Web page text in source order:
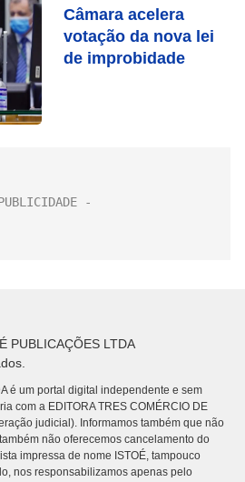
Câmara acelera
votação da nova lei
de improbidade
PUBLICAÇÕES LTDA
é um portal digital independente e sem
com a EDITORA TRES COMÉRCIO DE
judicial). Informamos também que não
não oferecemos cancelamento do
impressa de nome ISTOÉ, tampouco
nos responsabilizamos apenas pelo